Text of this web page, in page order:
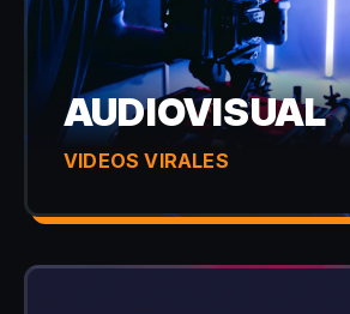
AUDIOVISUAL
VIDEOS VIRALES